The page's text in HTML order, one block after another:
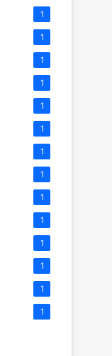
1
1
1
1
1
1
1
1
1
1
1
1
1
1